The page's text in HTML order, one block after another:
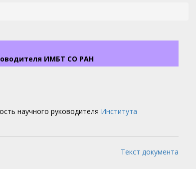
ИМБТ СО РАН
научного руководителя Института
Текст документа